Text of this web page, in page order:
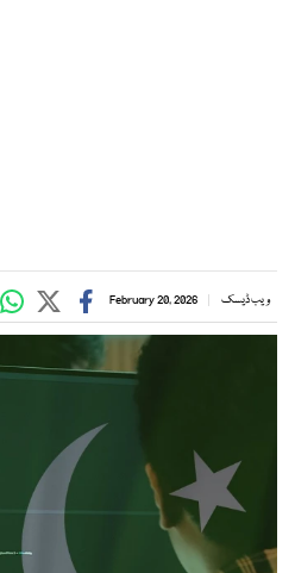
ویب ڈیسک February 20, 2026